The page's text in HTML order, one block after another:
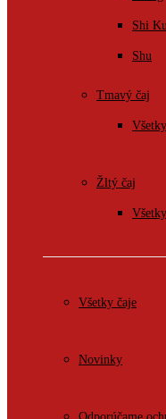
Shi
Shu
Tmavý čaj
Žltý čaj
Všetky čaje
Novinky